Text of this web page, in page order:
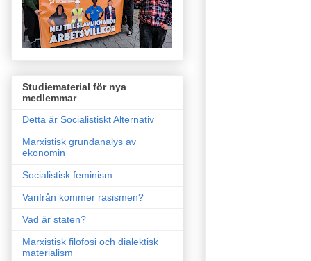
Studiematerial för nya
medlemmar
Detta är Socialistiskt Alternativ
Marxistisk grundanalys av
ekonomin
Socialistisk feminism
Varifrån kommer rasismen?
Vad är staten?
Marxistisk filofosi och dialektisk
materialism